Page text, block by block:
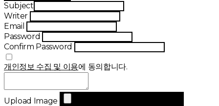
Subject
Writer
Email
Password
Confirm Password
개인정보 수집 및 이용에 동의합니다.
Upload Image